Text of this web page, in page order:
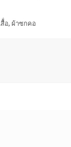
อ, ผ้าซกคอ